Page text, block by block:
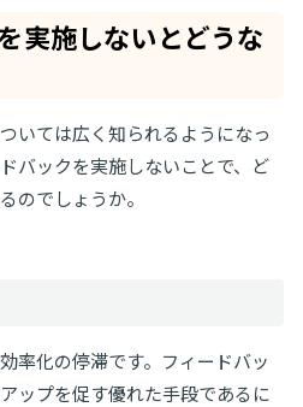
実施しないとどうな
いては広く知られるようになっ
バックを実施しないことで、ど
のでしょうか。
率化の停滞です。フィードバッ
ップを促す優れた手段であるに